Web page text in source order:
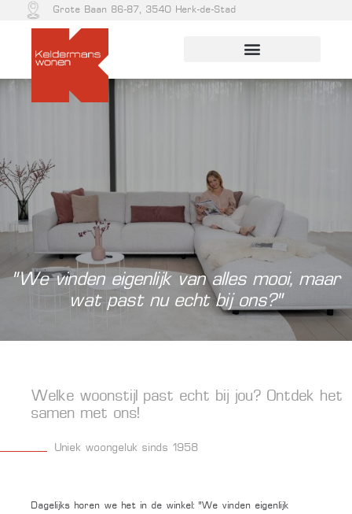
Grote Baan 86-87, 3540 Herk-de-Stad
“We vinden eigenlijk van alles mooi, maar
wat past nu echt bij ons?”
Welke woonstijl past echt bij jou? Ontdek het
samen met ons!
Uniek woongeluk sinds 1958
Dagelijks horen we het in de winkel: “We vinden eigenlijk